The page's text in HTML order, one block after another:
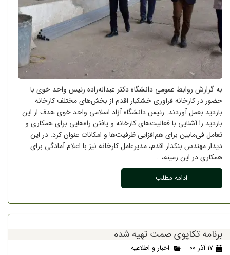
به گزارش روابط عمومی دانشگاه دکتر عبداله‌زاده رئیس واحد خوی با
حضور در کارخانه فراوری خشکبار اقدم از بخش‌های مختلف کارخانه
بازدید بعمل آوردند. رئیس دانشگاه آزاد اسلامی واحد خوی هدف از این
بازدید را آشنایی با فعالیت‌های کارخانه و یافتن راه‌‌هایی برای همکاری و
تعامل فی‌مابین برای هم‌افزایی ظرفیت‌ها و امکانات عنوان کرد. در این
دیدار مهندس بنکدار اقدم، مدیرعامل کارخانه نیز با اعلام آمادگی برای
همکاری در این زمینه، …
ادامه مطلب
برنامه تکاپوی صمت تهیه شده
۱۷ آذر ۰۰ اخبار و اطلاعیه